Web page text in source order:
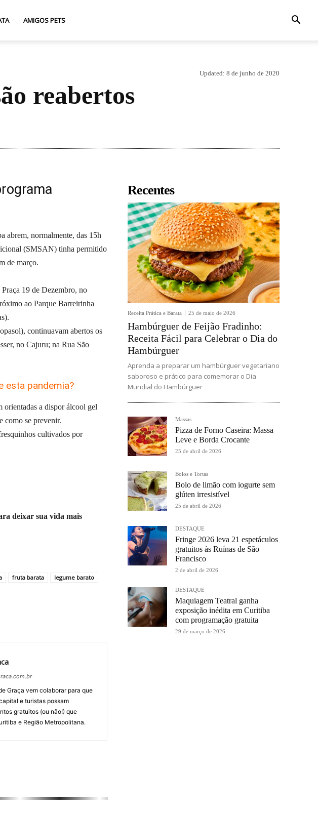
AMIGOS PETS
Updated: 8 de junho de 2020
reabertos
abrem, normalmente, das 15h
(SMSAN) tinha permitido
de março.
19 de Dezembro, no
ao Parque Barreirinha
continuavam abertos os
no Cajuru; na Rua São
esta pandemia?
orientadas a dispor álcool gel
como se prevenir.
cultivados por
deixar sua vida mais
fruta barata
legume barato
Graça vem colaborar para que
e turistas possam
gratuitos (ou não!) que
e Região Metropolitana.
Recentes
Receita Prática e Barata 25 de maio de 2026
Hambúrguer de Feijão Fradinho:
Receita Fácil para Celebrar o Dia do
Hambúrguer
Aprenda a preparar um hambúrguer vegetariano
saboroso e prático para comemorar o Dia
Mundial do Hambúrguer
Massas
Pizza de Forno Caseira: Massa
Leve e Borda Crocante
25 de abril de 2026
Bolos e Tortas
Bolo de limão com iogurte sem
glúten irresistível
25 de abril de 2026
DESTAQUE
Fringe 2026 leva 21 espetáculos
gratuitos às Ruínas de São
Francisco
2 de abril de 2026
DESTAQUE
Maquiagem Teatral ganha
exposição inédita em Curitiba
com programação gratuita
29 de março de 2026